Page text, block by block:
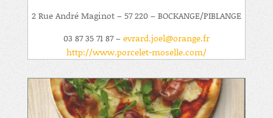
2 Rue André Maginot – 57 220 – BOCKANGE/PIBLANGE
03 87 35 71 87 –evrard.joel@orange.fr
http://www.porcelet-moselle.com/